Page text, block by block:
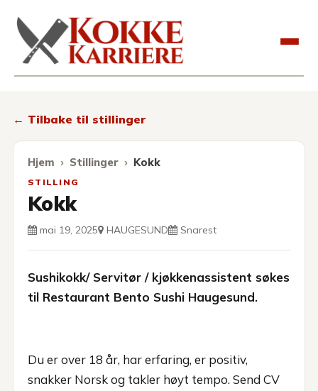
Kokkekarriere
← Tilbake til stillinger
Hjem Stillinger Kokk
STILLING
Kokk
mai 19, 2025 HAUGESUND Snarest
Sushikokk/ Servitør / kjøkkenassistent søkes
til Restaurant Bento Sushi Haugesund.
Du er over 18 år, har erfaring, er positiv,
snakker Norsk og takler høyt tempo. Send CV